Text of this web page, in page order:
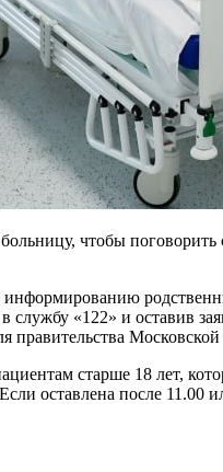
чтобы
«122» и оставив
правительства
старше 18 лет,
оставлена после